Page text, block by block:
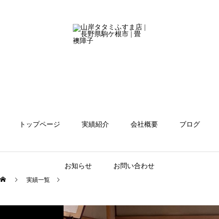
トップページ 実績紹介 会社概要 ブログ
お知らせ お問い合わせ
実績一覧